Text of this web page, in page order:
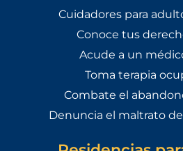
Cuidadores para
Conoce tus
Acude a un
Toma terapia
Combate el
Denuncia el maltrato